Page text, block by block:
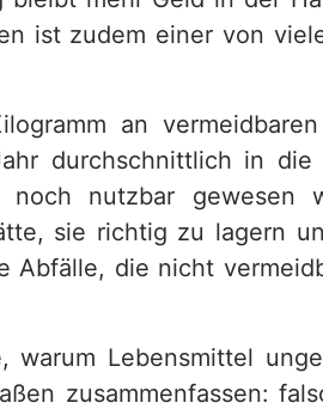
ist zudem einer von
an
durchschnittlich in die
noch nutzbar
sie richtig zu lagern
Abfälle, die nicht
warum Lebensmittel
zusammenfassen: